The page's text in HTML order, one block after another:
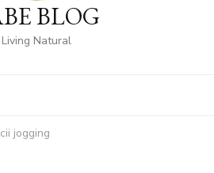
BLOG
Living Natural
jogging